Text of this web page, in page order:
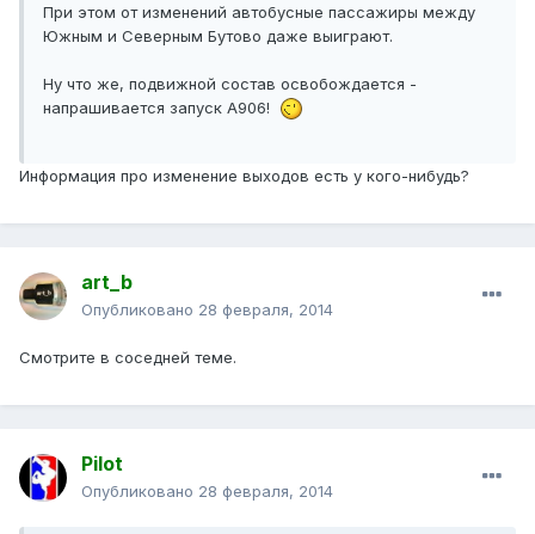
При этом от изменений автобусные пассажиры между
Южным и Северным Бутово даже выиграют.
Ну что же, подвижной состав освобождается -
напрашивается запуск А906!
Информация про изменение выходов есть у кого-нибудь?
art_b
Опубликовано 28 февраля, 2014
Смотрите в соседней теме.
Pilot
Опубликовано 28 февраля, 2014